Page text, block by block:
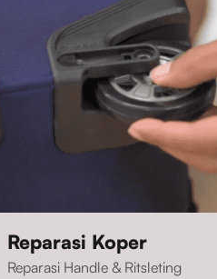
Reparasi Koper
Reparasi Handle & Ritsleting